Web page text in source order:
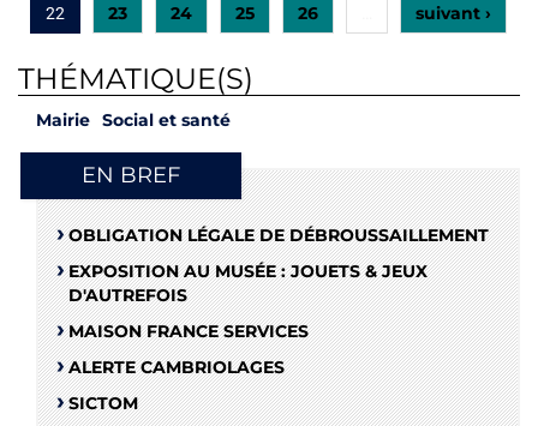
22 23 24 25 26 suivant ›
THÉMATIQUE(S)
Mairie Social et santé
EN BREF
OBLIGATION LÉGALE DE DÉBROUSSAILLEMENT
EXPOSITION AU MUSÉE : JOUETS & JEUX
D'AUTREFOIS
MAISON FRANCE SERVICES
ALERTE CAMBRIOLAGES
SICTOM